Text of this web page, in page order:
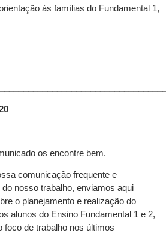
às famílias do Fundamental 1,
os encontre bem.
comunicação frequente e
nosso trabalho, enviamos aqui
o planejamento e realização do
alunos do Ensino Fundamental 1 e 2,
foco de trabalho nos últimos